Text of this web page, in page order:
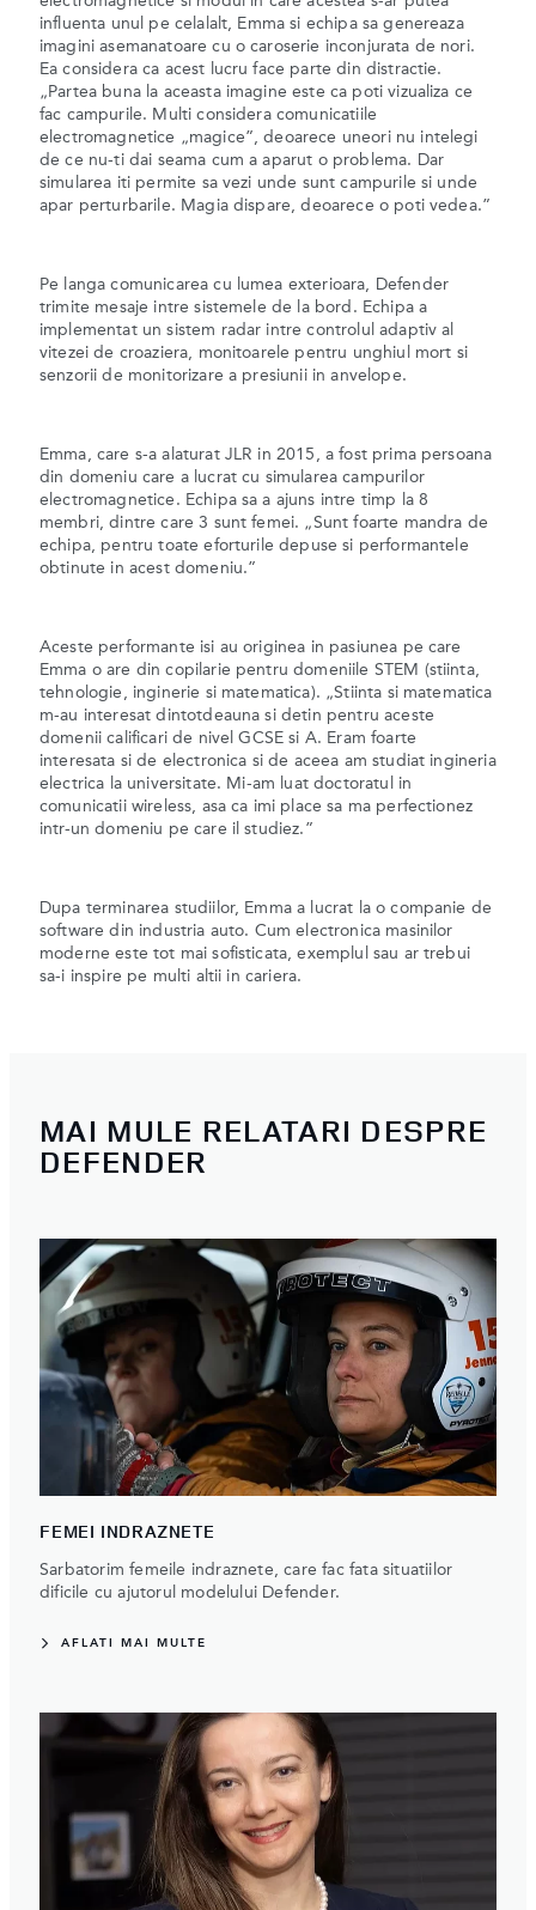
influenta unul pe celalalt, Emma si echipa sa genereaza
imagini asemanatoare cu o caroserie inconjurata de nori.
Ea considera ca acest lucru face parte din distractie.
„Partea buna la aceasta imagine este ca poti vizualiza ce
fac campurile. Multi considera comunicatiile
electromagnetice „magice”, deoarece uneori nu intelegi
de ce nu-ti dai seama cum a aparut o problema. Dar
simularea iti permite sa vezi unde sunt campurile si unde
apar perturbarile. Magia dispare, deoarece o poti vedea.”
Pe langa comunicarea cu lumea exterioara, Defender
trimite mesaje intre sistemele de la bord. Echipa a
implementat un sistem radar intre controlul adaptiv al
vitezei de croaziera, monitoarele pentru unghiul mort si
senzorii de monitorizare a presiunii in anvelope.
Emma, care s-a alaturat JLR in 2015, a fost prima persoana
din domeniu care a lucrat cu simularea campurilor
electromagnetice. Echipa sa a ajuns intre timp la 8
membri, dintre care 3 sunt femei. „Sunt foarte mandra de
echipa, pentru toate eforturile depuse si performantele
obtinute in acest domeniu.”
Aceste performante isi au originea in pasiunea pe care
Emma o are din copilarie pentru domeniile STEM (stiinta,
tehnologie, inginerie si matematica). „Stiinta si matematica
m-au interesat dintotdeauna si detin pentru aceste
domenii calificari de nivel GCSE si A. Eram foarte
interesata si de electronica si de aceea am studiat ingineria
electrica la universitate. Mi-am luat doctoratul in
comunicatii wireless, asa ca imi place sa ma perfectionez
intr-un domeniu pe care il studiez.”
Dupa terminarea studiilor, Emma a lucrat la o companie de
software din industria auto. Cum electronica masinilor
moderne este tot mai sofisticata, exemplul sau ar trebui
sa-i inspire pe multi altii in cariera.
MAI MULE RELATARI DESPRE
DEFENDER
FEMEI INDRAZNETE
Sarbatorim femeile indraznete, care fac fata situatiilor
dificile cu ajutorul modelului Defender.
AFLATI MAI MULTE